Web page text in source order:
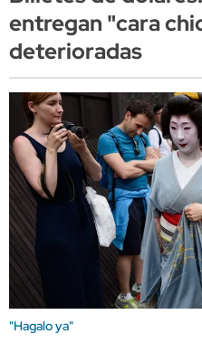
entregan "cara
deterioradas
"Hagalo ya"